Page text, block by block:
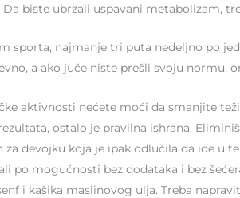
biste ubrzali uspavani metabolizam,
sporta, najmanje tri puta nedeljno po
a ako juče niste prešli svoju
aktivnosti nećete moći da smanjite
ostalo je pravilna ishrana.
devojku koja je ipak odlučila da ide u
po mogućnosti bez dodataka i bez
i kašika maslinovog ulja. Treba